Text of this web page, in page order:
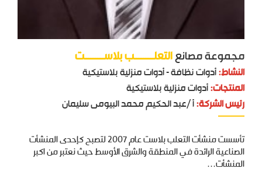
مجموعة مصانع التعلـــــــــــب بلاســـــــــــت
النشاط: أدوات نظافة - أدوات منزلية بلاستيكية
المنتجات: أدوات منزلية بلاستيكية
رئيس الشركة: أ /عبد الحكيم محمد البيومى سليمان
تأسست منشأت التعلب بلاست عام 2007 لتصبح كإحدى المنشأت
الصناعية الرائدة في المنطقة والشرق الأوسط حيث نعتبر من اكبر
المنشأت…